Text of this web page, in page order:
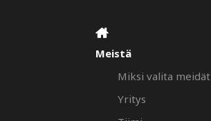
Meistä
Miksi valita meidät
Yritys